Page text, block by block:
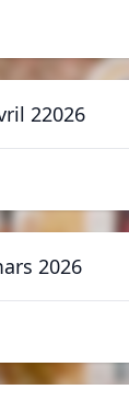
22026
2026